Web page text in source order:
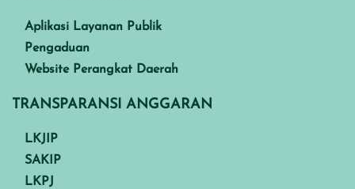
Aplikasi Layanan Publik
Pengaduan
Website Perangkat Daerah
TRANSPARANSI ANGGARAN
LKJIP
SAKIP
LKPJ